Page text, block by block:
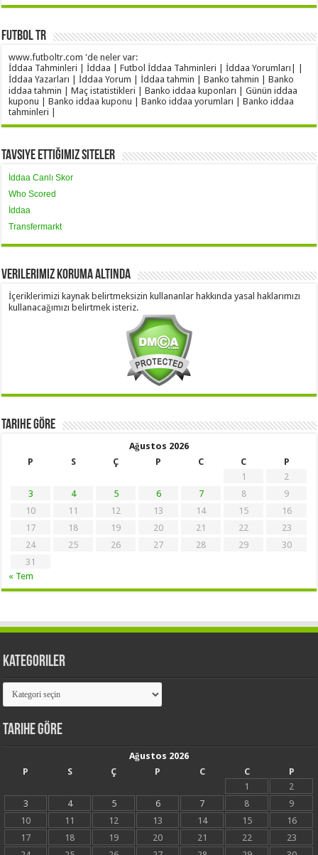
Futbol TR
www.futboltr.com 'de neler var:
İddaa Tahminleri | İddaa | Futbol İddaa Tahminleri | İddaa Yorumları| |
İddaa Yazarları | İddaa Yorum | İddaa tahmin | Banko tahmin | Banko
iddaa tahmin | Maç istatistikleri | Banko iddaa kuponları | Günün iddaa
kuponu | Banko iddaa kuponu | Banko iddaa yorumları | Banko iddaa
tahminleri |
Tavsiye Ettiğimiz Siteler
İddaa Canlı Skor
Who Scored
İddaa
Transfermarkt
Verilerimiz Koruma Altında
İçeriklerimizi kaynak belirtmeksizin kullananlar hakkında yasal haklarımızı
kullanacağımızı belirtmek isteriz.
Tarihe Göre
Ağustos 2026
P
S Ç P C C
P
1
2
3
4 5 6 7 8
9
10
11 12 13 14 15
16
17
18 19 20 21 22
23
24
25 26 27 28 29
30
31
« Tem
Kategoriler
Kategoriler
Tarihe Göre
Ağustos 2026
P
S Ç P C C
P
1
2
3
4 5 6 7 8
9
10
11 12 13 14 15
16
17
18 19 20 21 22
23